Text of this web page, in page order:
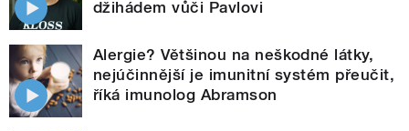
džihádem vůči Pavlovi
Alergie? Většinou na neškodné látky,
nejúčinnější je imunitní systém přeučit,
říká imunolog Abramson